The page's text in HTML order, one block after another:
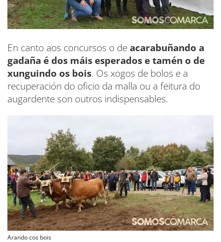
En canto aos concursos o deacarabuñando a
gadaña é dos máis esperados e tamén o de
xunguindo os bois. Os xogos de bolos e a
recuperación do oficio da malla ou a feitura do
augardente son outros indispensables.
Arando cos bois